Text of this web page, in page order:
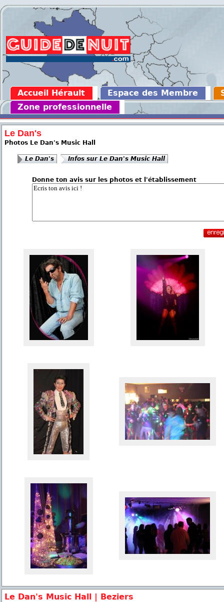
Accueil Hérault Espace des Membre
Zone professionnelle
Le Dan's
Photos Le Dan's Music Hall
Le Dan's Infos sur Le Dan's Music Hall
Donne ton avis sur les photos et l'établissement
Le Dan's Music Hall | Beziers